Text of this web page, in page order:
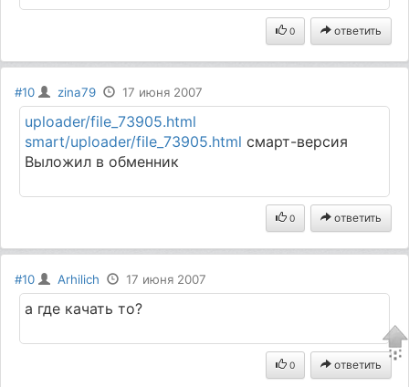
0 ответить
#10 zina79 17 июня 2007
uploader/file_73905.html
smart/uploader/file_73905.html смарт-версия
Выложил в обменник
0 ответить
#10 Arhilich 17 июня 2007
a где качать то?
0 ответить